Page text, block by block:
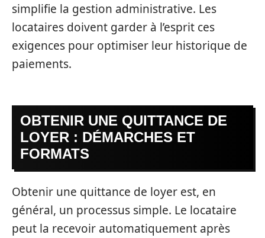
simplifie la gestion administrative. Les
locataires doivent garder à l’esprit ces
exigences pour optimiser leur historique de
paiements.
OBTENIR UNE QUITTANCE DE
LOYER : DÉMARCHES ET
FORMATS
Obtenir une quittance de loyer est, en
général, un processus simple. Le locataire
peut la recevoir automatiquement après